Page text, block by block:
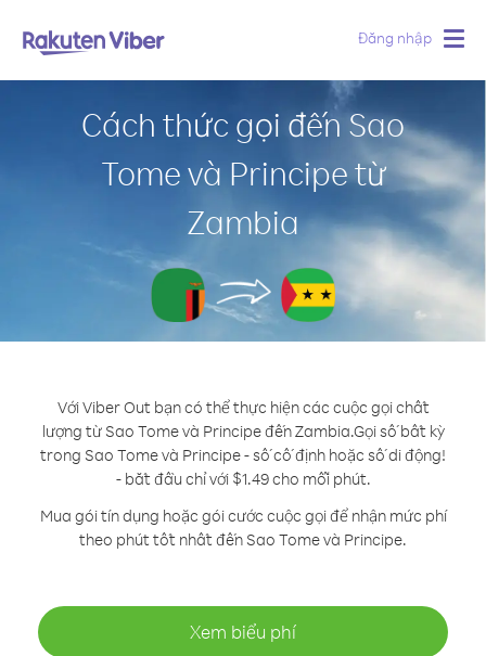
Đăng nhập
Cách thức gọi đến Sao
Tome và Principe từ
Zambia
Với Viber Out bạn có thể thực hiện các cuộc gọi chất
lượng từ Sao Tome và Principe đến Zambia.Gọi số bất kỳ
trong Sao Tome và Principe - số cố định hoặc số di động!
- bắt đầu chỉ với $1.49 cho mỗi phút.
Mua gói tín dụng hoặc gói cước cuộc gọi để nhận mức phí
theo phút tốt nhất đến Sao Tome và Principe.
Xem biểu phí